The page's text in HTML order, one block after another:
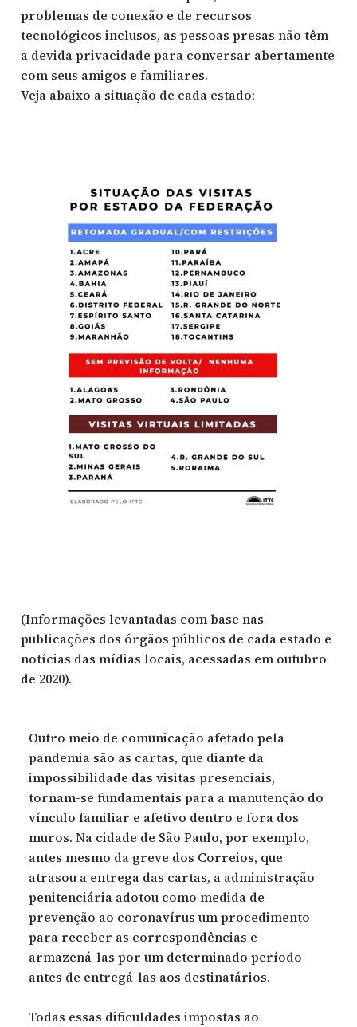
problemas de conexão e de recursos
tecnológicos inclusos, as pessoas presas não têm
a devida privacidade para conversar abertamente
com seus amigos e familiares.
Veja abaixo a situação de cada estado:
(Informações levantadas com base nas
publicações dos órgãos públicos de cada estado e
notícias das mídias locais, acessadas em outubro
de 2020).
Outro meio de comunicação afetado pela
pandemia são as cartas, que diante da
impossibilidade das visitas presenciais,
tornam-se fundamentais para a manutenção do
vínculo familiar e afetivo dentro e fora dos
muros. Na cidade de São Paulo, por exemplo,
antes mesmo da greve dos Correios, que
atrasou a entrega das cartas, a administração
penitenciária adotou como medida de
prevenção ao coronavírus um procedimento
para receber as correspondências e
armazená-las por um determinado período
antes de entregá-las aos destinatários.
Todas essas dificuldades impostas ao